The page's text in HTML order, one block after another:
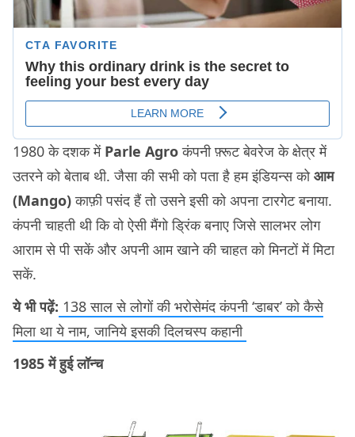
1980 के दशक में Parle Agroकंपनी फ़्रूट बेवरेज के क्षेत्र में
उतरने को बेताब थी. जैसा की सभी को पता है हम इंडियन्स कोआम
(Mango)काफ़ी पसंद हैं तो उसने इसी को अपना टारगेट बनाया.
कंपनी चाहती थी कि वो ऐसी मैंगो ड्रिंक बनाए जिसे सालभर लोग
आराम से पी सकें और अपनी आम खाने की चाहत को मिनटों में मिटा
सकें.
ये भी पढ़ें: 138 साल से लोगों की भरोसेमंद कंपनी ‘डाबर’ को कैसे
मिला था ये नाम, जानिये इसकी दिलचस्प कहानी
1985 में हुई लॉन्च